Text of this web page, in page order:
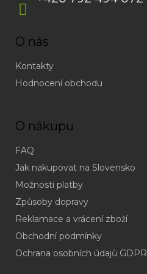
O nás
Kontakty
Hodnocení obchodu
O nákupu
FAQ
Jak nakupovat na Slovensko
Možnosti platby
Způsoby dopravy
Reklamace a vrácení zboží
Obchodní podmínky
Ochrana osobních údajů GDPR
(odpověď
do